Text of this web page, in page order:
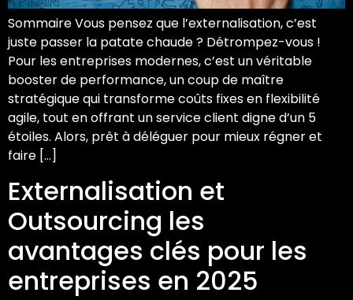
Sommaire Vous pensez que l’externalisation, c’est
juste passer la patate chaude ? Détrompez-vous !
Pour les entreprises modernes, c’est un véritable
booster de performance, un coup de maître
stratégique qui transforme coûts fixes en flexibilité
agile, tout en offrant un service client digne d’un 5
étoiles. Alors, prêt à déléguer pour mieux régner et
faire […]
Externalisation et
Outsourcing les
avantages clés pour les
entreprises en 2025